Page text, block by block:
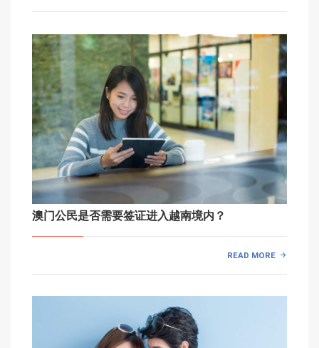
澳门公民是否需要签证进入越南境内？
READ MORE